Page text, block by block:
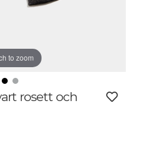
to zoom
rosett och